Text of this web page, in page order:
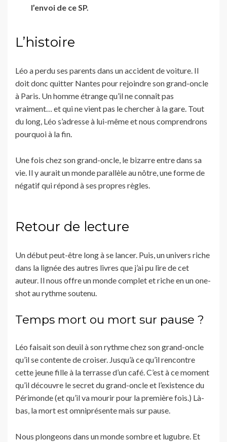
l’envoi de ce SP.
L’histoire
Léo a perdu ses parents dans un accident de voiture. Il
doit donc quitter Nantes pour rejoindre son grand-oncle
à Paris. Un homme étrange qu’il ne connaît pas
vraiment… et qui ne vient pas le chercher à la gare. Tout
du long, Léo s’adresse à lui-même et nous comprendrons
pourquoi à la fin.
Une fois chez son grand-oncle, le bizarre entre dans sa
vie. Il y aurait un monde parallèle au nôtre, une forme de
négatif qui répond à ses propres règles.
Retour de lecture
Un début peut-être long à se lancer. Puis, un univers riche
dans la lignée des autres livres que j’ai pu lire de cet
auteur. Il nous offre un monde complet et riche en un one-
shot au rythme soutenu.
Temps mort ou mort sur pause ?
Léo faisait son deuil à son rythme chez son grand-oncle
qu’il se contente de croiser. Jusqu’à ce qu’il rencontre
cette jeune fille à la terrasse d’un café. C’est à ce moment
qu’il découvre le secret du grand-oncle et l’existence du
Périmonde (et qu’il va mourir pour la première fois.) Là-
bas, la mort est omniprésente mais sur pause.
Nous plongeons dans un monde sombre et lugubre. Et